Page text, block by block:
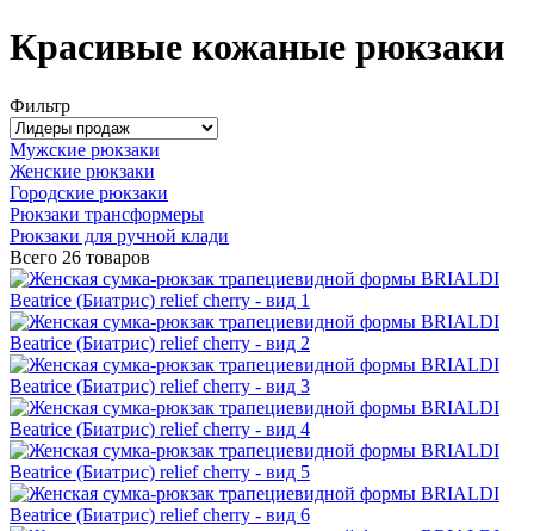
Красивые кожаные рюкзаки
Фильтр
Мужские рюкзаки
Женские рюкзаки
Городские рюкзаки
Рюкзаки трансформеры
Рюкзаки для ручной клади
Всего 26 товаров